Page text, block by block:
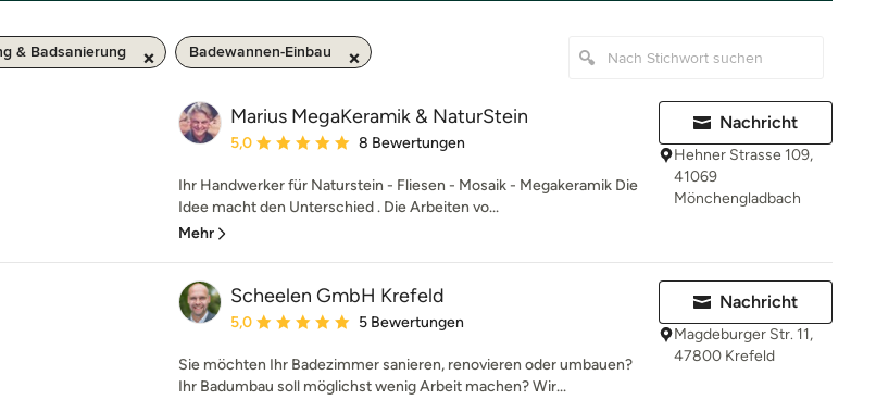
& Badsanierung Badewannen-Einbau
Marius MegaKeramik & NaturStein
Durchschnittliche Bewertung: 5 von 5 Sternen
5,0 8 Bewertungen
Ihr Handwerker für Naturstein - Fliesen - Mosaik - Megakeramik Die
Idee macht den Unterschied . Die Arbeiten vo...
Mehr
Nachricht
Hehner Strasse 109,
41069
Mönchengladbach
Scheelen GmbH Krefeld
Durchschnittliche Bewertung: 5 von 5 Sternen
5,0 5 Bewertungen
Sie möchten Ihr Badezimmer sanieren, renovieren oder umbauen?
Ihr Badumbau soll möglichst wenig Arbeit machen? Wir...
Nachricht
Magdeburger Str. 11,
47800 Krefeld